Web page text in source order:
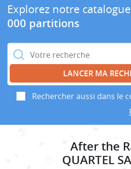
Explorez notre
000 partitions
Rechercher :
Rechercher aussi dans le
After the
QUARTEL